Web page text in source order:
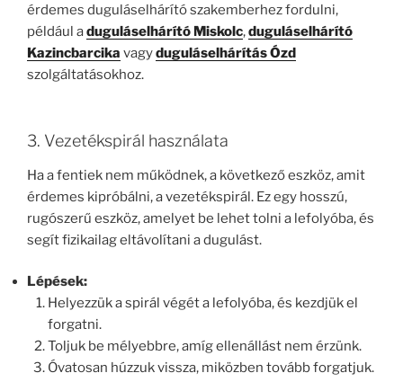
érdemes duguláselhárító szakemberhez fordulni,
például aduguláselhárító Miskolc,duguláselhárító
Kazincbarcika vagyduguláselhárítás Ózd
szolgáltatásokhoz.
3. Vezetékspirál használata
Ha a fentiek nem működnek, a következő eszköz, amit
érdemes kipróbálni, a vezetékspirál. Ez egy hosszú,
rugószerű eszköz, amelyet be lehet tolni a lefolyóba, és
segít fizikailag eltávolítani a dugulást.
Lépések:
Helyezzük a spirál végét a lefolyóba, és kezdjük el
forgatni.
Toljuk be mélyebbre, amíg ellenállást nem érzünk.
Óvatosan húzzuk vissza, miközben tovább forgatjuk.